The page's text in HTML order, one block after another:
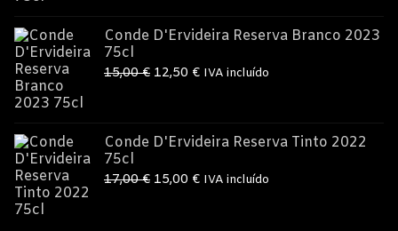
Conde D'Ervideira Reserva Branco 2023
75cl
15,00€ O
era:
12,50 €O
é:
IVA incluído
Conde D'Ervideira Reserva Tinto 2022
75cl
17,00€ O
15,00 €OIVA incluído